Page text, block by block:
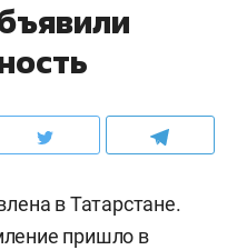
в Татарстане.
пришло в